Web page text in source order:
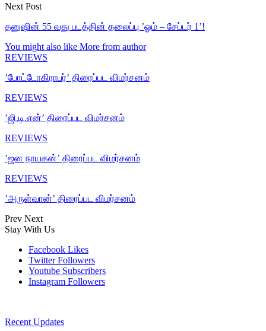
Next Post
தனுஷின் 55 வது படத்தின் தலைப்பு ’ஓம் – சேப்டர் 1’!
You might also like More from author
REVIEWS
’போட்டோகிராபர்’ திரைப்பட விமர்சனம்
REVIEWS
’ஜி.டி.என்’ திரைப்பட விமர்சனம்
REVIEWS
’ஜன நாயகன்’ திரைப்பட விமர்சனம்
REVIEWS
’அருள்வான்’ திரைப்பட விமர்சனம்
Prev Next
Stay With Us
Facebook Likes
Twitter Followers
Youtube Subscribers
Instagram Followers
Recent Updates